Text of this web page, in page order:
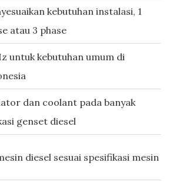
kebutuhan instalasi, 1
atau 3 phase
untuk kebutuhan umum di
dan coolant pada banyak
genset diesel
diesel sesuai spesifikasi mesin